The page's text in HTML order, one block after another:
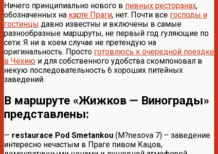
Ничего принципиально нового в пивных ресторанах,
обозначенных на карте Праги, нет. Почти все господы и
гостинцы давно известны и включены в самые
разнообразные маршруты, не первый год гуляющие по
сети. Я ни в коем случае не претендую на
оригинальность. Просто готовлюсь к очередной поездке
в Чехию и для собственного удобства скомпоновал в
некую последовательность 6 хороших питейных
заведений.
В маршруте «Жижков — Винограды»
представлены:
— restaurace Pod Smetankou (M?nesova 7) – заведение
интересно нечастым в Праге пивом Кацов,